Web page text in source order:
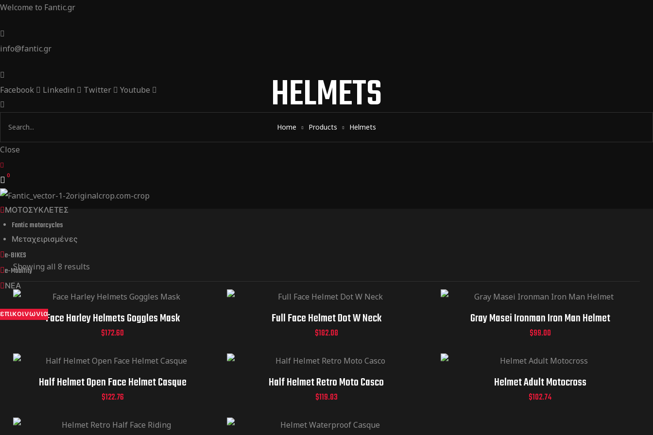
Welcome to Fantic.gr
info@fantic.gr
Facebook Linkedin Twitter Youtube
Close
0
ΜΟΤΟΣΥΚΛΕΤΕΣ
Fantic motorcycles
Μεταχειρισμένες
e-BIKES
e-Mobility
ΝΕΑ
επικοινωνια
HELMETS
Home Products Helmets
Showing all 8 results
Face Harley Helmets Goggles Mask
$172.60
Full Face Helmet Dot W Neck
$182.08
Gray Masei Ironman Iron Man Helmet
$99.00
Half Helmet Open Face Helmet Casque
$122.76
Half Helmet Retro Moto Casco
$119.83
Helmet Adult Motocross
$102.74